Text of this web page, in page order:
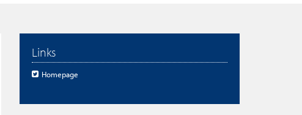
Links
Homepage